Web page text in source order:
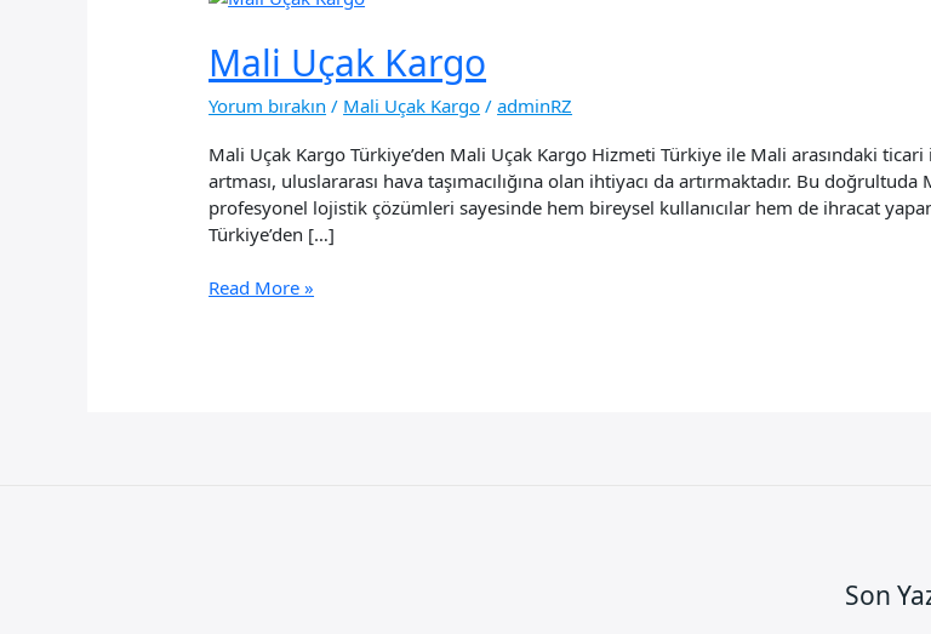
Mali Uçak Kargo
Yorum bırakın / Mali Uçak Kargo /adminRZ
Mali Uçak Kargo Türkiye’den Mali Uçak Kargo Hizmeti Türkiye ile Mali arasındaki
artması, uluslararası hava taşımacılığına olan ihtiyacı da artırmaktadır. Bu
profesyonel lojistik çözümleri sayesinde hem bireysel kullanıcılar hem de ihracat
Türkiye’den […]
Mali
Read More »
Son